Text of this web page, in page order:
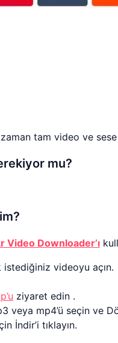
tam video ve
mu?
Video Downloader’ı
istediğiniz videoyu açın.
ziyaret edin .
veya mp4’ü seçin ve
İndir’i tıklayın.